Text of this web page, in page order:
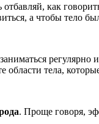
отбавляй, как
а чтобы тело
регулярно
тела,
. Проще говоря,